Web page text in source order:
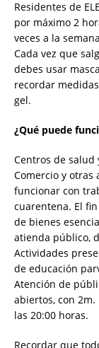
Residentes de
por máximo 2
veces a la
Cada vez que
debes usar
recordar
gel.
¿Qué puede
Centros de
Comercio y otras
funcionar con
cuarentena. El
de bienes
atienda público,
Actividades
de educación
Atención de
abiertos, con
las 20:00 horas.
Recordar que